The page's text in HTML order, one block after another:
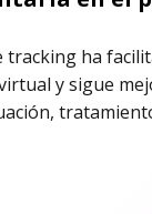
tracking ha
y sigue